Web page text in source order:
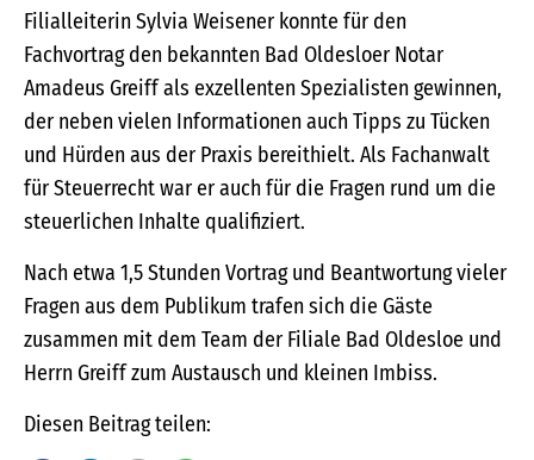
Filialleiterin Sylvia Weisener konnte für den
Fachvortrag den bekannten Bad Oldesloer Notar
Amadeus Greiff als exzellenten Spezialisten gewinnen,
der neben vielen Informationen auch Tipps zu Tücken
und Hürden aus der Praxis bereithielt. Als Fachanwalt
für Steuerrecht war er auch für die Fragen rund um die
steuerlichen Inhalte qualifiziert.
Nach etwa 1,5 Stunden Vortrag und Beantwortung vieler
Fragen aus dem Publikum trafen sich die Gäste
zusammen mit dem Team der Filiale Bad Oldesloe und
Herrn Greiff zum Austausch und kleinen Imbiss.
Diesen Beitrag teilen: